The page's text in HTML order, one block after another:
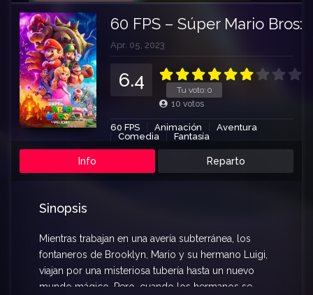
60 FPS – Súper Mario Bros:
Apr. 05, 2023
Tu voto: 0
6.4
10 votos
60 FPS Animación
Aventura
Comedia
Fantasía
Info Reparto
Sinopsis
Mientras trabajan en una avería subterránea, los
fontaneros de Brooklyn, Mario y su hermano Luigi,
viajan por una misteriosa tubería hasta un nuevo
mundo mágico. Pero, cuando los hermanos se